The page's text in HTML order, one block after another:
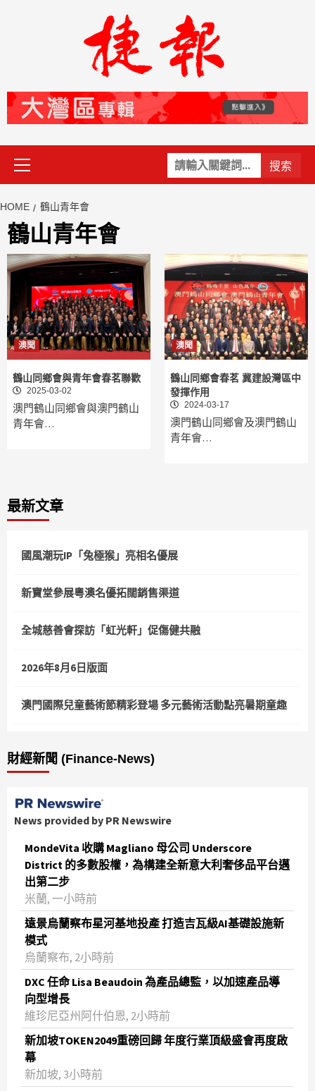
關
鍵
Primary
Menu
HOME 鶴山青年會
鶴山青年會
澳聞
鶴山同鄉會與青年會春茗聯歡
2025-03-02
澳門鶴山同鄉會與澳門鶴山
青年會…
澳聞
鶴山同鄉會春茗 冀建設灣區中
發揮作用
2024-03-17
澳門鶴山同鄉會及澳門鶴山
青年會…
最新文章
國風潮玩IP「兔極猴」亮相名優展
新寶堂參展粵澳名優拓闊銷售渠道
全城慈善會探訪「虹光軒」促傷健共融
2026年8月6日版面
澳門國際兒童藝術節精彩登場 多元藝術活動點亮暑期童趣
財經新聞 (Finance-News)
News provided by PR Newswire
MondeVita 收購 Magliano 母公司 Underscore
District 的多數股權，為構建全新意大利奢侈品平台邁
出第二步
米蘭, 一小時前
遠景烏蘭察布星河基地投產 打造吉瓦級AI基礎設施新
模式
烏蘭察布, 2小時前
DXC 任命 Lisa Beaudoin 為產品總監，以加速產品導
向型增長
維珍尼亞州阿什伯恩, 2小時前
新加坡TOKEN2049重磅回歸 年度行業頂級盛會再度啟
幕
新加坡, 3小時前